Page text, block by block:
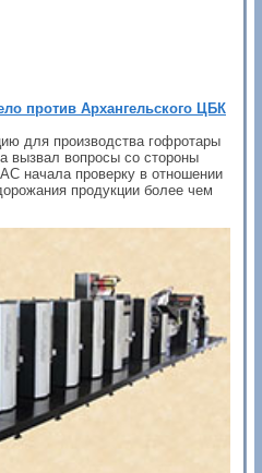
против Архангельского ЦБК
для производства гофротары
вызвал вопросы со стороны
начала проверку в отношении
продукции более чем